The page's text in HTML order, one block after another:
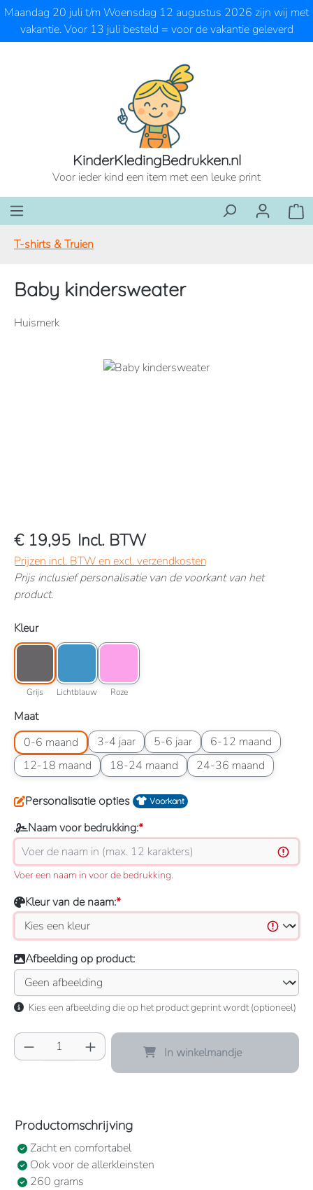
Ga naar de hoofdinhoud
Maandag 20 juli t/m Woensdag 12 augustus 2026 zijn wij met
vakantie. Voor 13 juli besteld = voor de vakantie geleverd
KinderKledingBedrukken.nl
Voor ieder kind een item met een leuke print
T-shirts & Truien
Baby kindersweater
Huismerk
Afbeeldingengalerij overslaan
€ 19,95 Incl. BTW
Prijzen incl. BTW en excl. verzendkosten
Prijs inclusief personalisatie van de voorkant van het
product.
Selecteer
Kleur
Kleuroptie: Grijs
Grijs
Kleuroptie: Lichtblauw
Lichtblauw
Kleuroptie: Roze
Roze
Selecteer
Maat
0-6 maand
Maatoptie: 0-6 maand
3-4 jaar
Maatoptie: 3-4 jaar
5-6 jaar
Maatoptie: 5-6 jaar6-12 maand
Maatoptie: 6-12
12-18 maand
Maatoptie: 12-18 maand18-24 maand
Maatoptie: 18-24 maand24-36 maand
Maatoptie: 24-36 maand
Personalisatie opties Voorkant
Naam voor bedrukking:*
Voer een naam in voor de bedrukking.
Kleur van de naam:*
Afbeelding op product:
Kies een afbeelding die op het product geprint wordt (optioneel)
Producthoeveelheid: Voer de gewenste
In winkelmandje
Productomschrijving
Zacht en comfortabel
Ook voor de allerkleinsten
260 grams